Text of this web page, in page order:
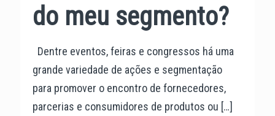
do meu segmento?
Dentre eventos, feiras e congressos há uma
grande variedade de ações e segmentação
para promover o encontro de fornecedores,
parcerias e consumidores de produtos ou […]